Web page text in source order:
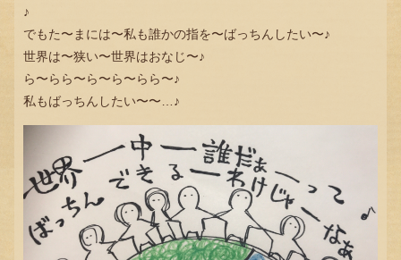
♪
でもた〜まには〜私も誰かの指を〜ばっちんしたい〜♪
世界は〜狭い〜世界はおなじ〜♪
ら〜らら〜ら〜ら〜らら〜♪
私もばっちんしたい〜〜…♪